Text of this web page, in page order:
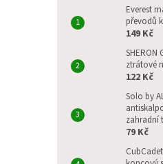
Everest
převodů
149 Kč
SHERON
ztrátové
122 Kč
Solo by
zahradní
79 Kč